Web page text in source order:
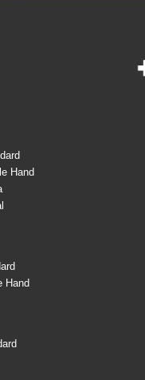
Hand
Hand